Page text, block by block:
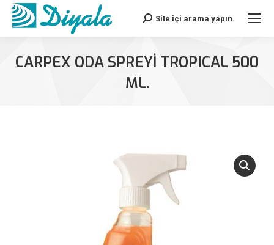
Search:Site içi arama yapın.
CARPEX ODA SPREYİ TROPICAL 500
ML.